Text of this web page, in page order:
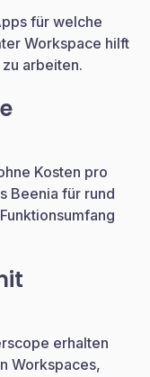
für welche
Workspace hilft
arbeiten.
Kosten pro
Beenia für rund
erhalten
Workspaces,